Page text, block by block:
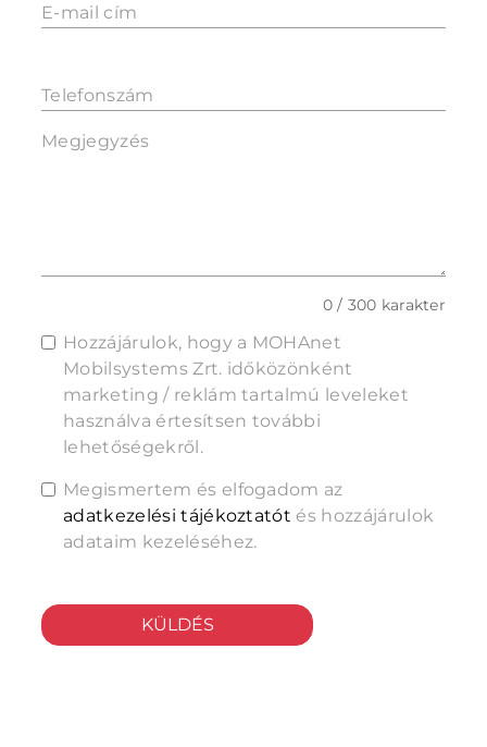
E-mail cím
Telefonszám
Megjegyzés
0 / 300 karakter
Hozzájárulok, hogy a MOHAnet
Mobilsystems Zrt. időközönként
marketing / reklám tartalmú leveleket
használva értesítsen további
lehetőségekről.
Megismertem és elfogadom az
adatkezelési tájékoztatót és hozzájárulok
adataim kezeléséhez.
KÜLDÉS